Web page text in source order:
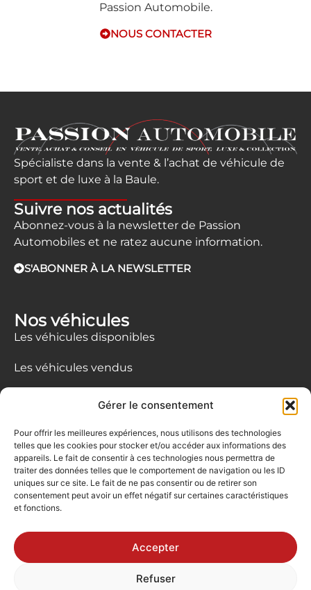
Gérer le consentement
Pour offrir les meilleures expériences, nous utilisons des technologies
telles que les cookies pour stocker et/ou accéder aux informations des
appareils. Le fait de consentir à ces technologies nous permettra de
traiter des données telles que le comportement de navigation ou les ID
uniques sur ce site. Le fait de ne pas consentir ou de retirer son
consentement peut avoir un effet négatif sur certaines caractéristiques
et fonctions.
Accepter
Refuser
Passion Automobile.
NOUS CONTACTER
Spécialiste dans la vente & l’achat de véhicule de
sport et de luxe à la Baule.
Suivre nos actualités
Abonnez-vous à la newsletter de Passion
Automobiles et ne ratez aucune information.
S'ABONNER À LA NEWSLETTER
Nos véhicules
Les véhicules disponibles
Les véhicules vendus
Nous contacter
06 61 71 79 38
richardletexier@orange.fr
11 chemin Furguai - 44500 La Baule